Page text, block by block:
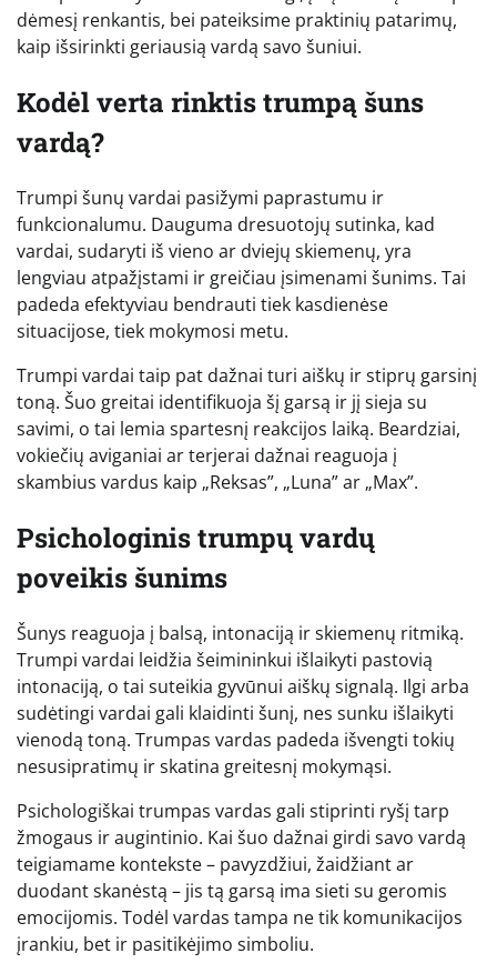
dėmesį renkantis, bei pateiksime praktinių patarimų,
kaip išsirinkti geriausią vardą savo šuniui.
Kodėl verta rinktis trumpą šuns
vardą?
Trumpi šunų vardai pasižymi paprastumu ir
funkcionalumu. Dauguma dresuotojų sutinka, kad
vardai, sudaryti iš vieno ar dviejų skiemenų, yra
lengviau atpažįstami ir greičiau įsimenami šunims. Tai
padeda efektyviau bendrauti tiek kasdienėse
situacijose, tiek mokymosi metu.
Trumpi vardai taip pat dažnai turi aiškų ir stiprų garsinį
toną. Šuo greitai identifikuoja šį garsą ir jį sieja su
savimi, o tai lemia spartesnį reakcijos laiką. Beardziai,
vokiečių aviganiai ar terjerai dažnai reaguoja į
skambius vardus kaip „Reksas”, „Luna” ar „Max”.
Psichologinis trumpų vardų
poveikis šunims
Šunys reaguoja į balsą, intonaciją ir skiemenų ritmiką.
Trumpi vardai leidžia šeimininkui išlaikyti pastovią
intonaciją, o tai suteikia gyvūnui aiškų signalą. Ilgi arba
sudėtingi vardai gali klaidinti šunį, nes sunku išlaikyti
vienodą toną. Trumpas vardas padeda išvengti tokių
nesusipratimų ir skatina greitesnį mokymąsi.
Psichologiškai trumpas vardas gali stiprinti ryšį tarp
žmogaus ir augintinio. Kai šuo dažnai girdi savo vardą
teigiamame kontekste – pavyzdžiui, žaidžiant ar
duodant skanėstą – jis tą garsą ima sieti su geromis
emocijomis. Todėl vardas tampa ne tik komunikacijos
įrankiu, bet ir pasitikėjimo simboliu.